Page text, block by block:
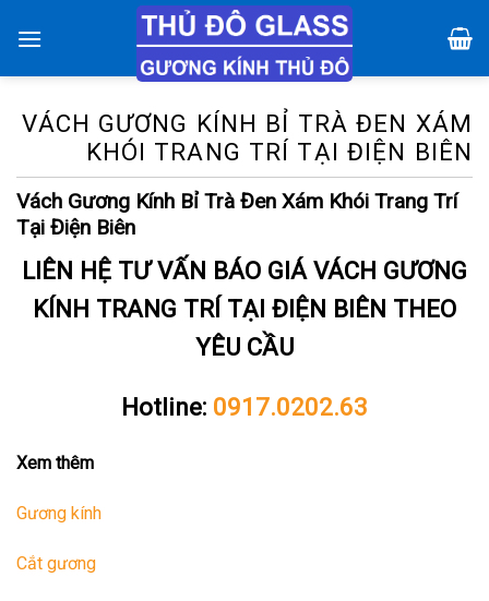
đến
VÁCH GƯƠNG KÍNH BỈ TRÀ ĐEN XÁM
KHÓI TRANG TRÍ TẠI ĐIỆN BIÊN
Vách Gương Kính Bỉ Trà Đen Xám Khói Trang Trí
Tại Điện Biên
LIÊN HỆ TƯ VẤN BÁO GIÁ VÁCH GƯƠNG
KÍNH TRANG TRÍ TẠI ĐIỆN BIÊN THEO
YÊU CẦU
Hotline: 0917.0202.63
Xem thêm
Gương kính
Cắt gương